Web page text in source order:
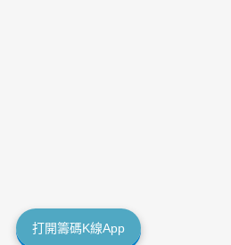
打開籌碼K線App